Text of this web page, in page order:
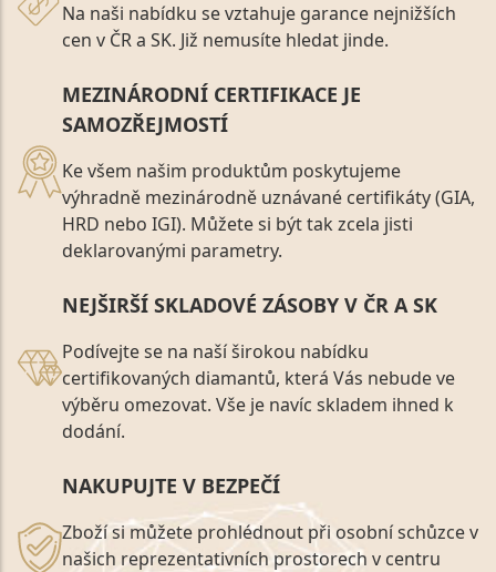
Na naši nabídku se vztahuje garance nejnižších
cen v ČR a SK. Již nemusíte hledat jinde.
MEZINÁRODNÍ CERTIFIKACE JE
SAMOZŘEJMOSTÍ
Ke všem našim produktům poskytujeme
výhradně mezinárodně uznávané certifikáty (GIA,
HRD nebo IGI). Můžete si být tak zcela jisti
deklarovanými parametry.
NEJŠIRŠÍ SKLADOVÉ ZÁSOBY V ČR A SK
Podívejte se na naší širokou nabídku
certifikovaných diamantů, která Vás nebude ve
výběru omezovat. Vše je navíc skladem ihned k
dodání.
NAKUPUJTE V BEZPEČÍ
Zboží si můžete prohlédnout při osobní schůzce v
našich reprezentativních prostorech v centru